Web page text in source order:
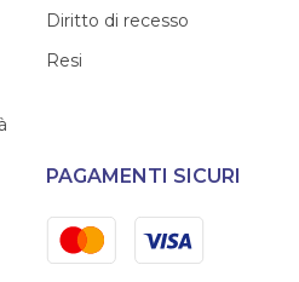
Diritto di recesso
Resi
PAGAMENTI SICURI
MastercardVisa